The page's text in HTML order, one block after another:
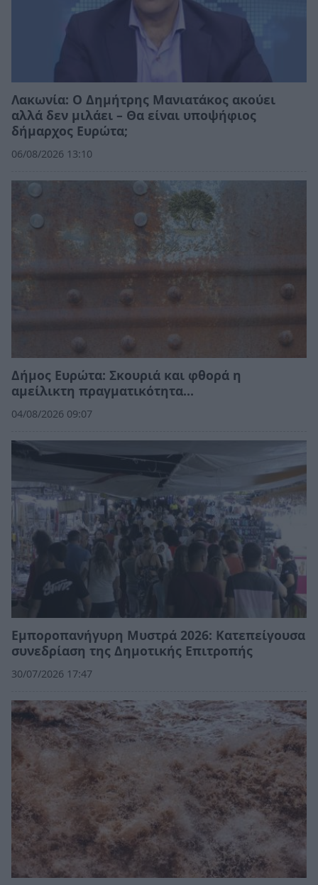
Λακωνία: Ο Δημήτρης Μανιατάκος ακούει
αλλά δεν μιλάει – Θα είναι υποψήφιος
δήμαρχος Ευρώτα;
06/08/2026 13:10
Δήμος Ευρώτα: Σκουριά και φθορά η
αμείλικτη πραγματικότητα…
04/08/2026 09:07
Εμποροπανήγυρη Μυστρά 2026: Κατεπείγουσα
συνεδρίαση της Δημοτικής Επιτροπής
30/07/2026 17:47